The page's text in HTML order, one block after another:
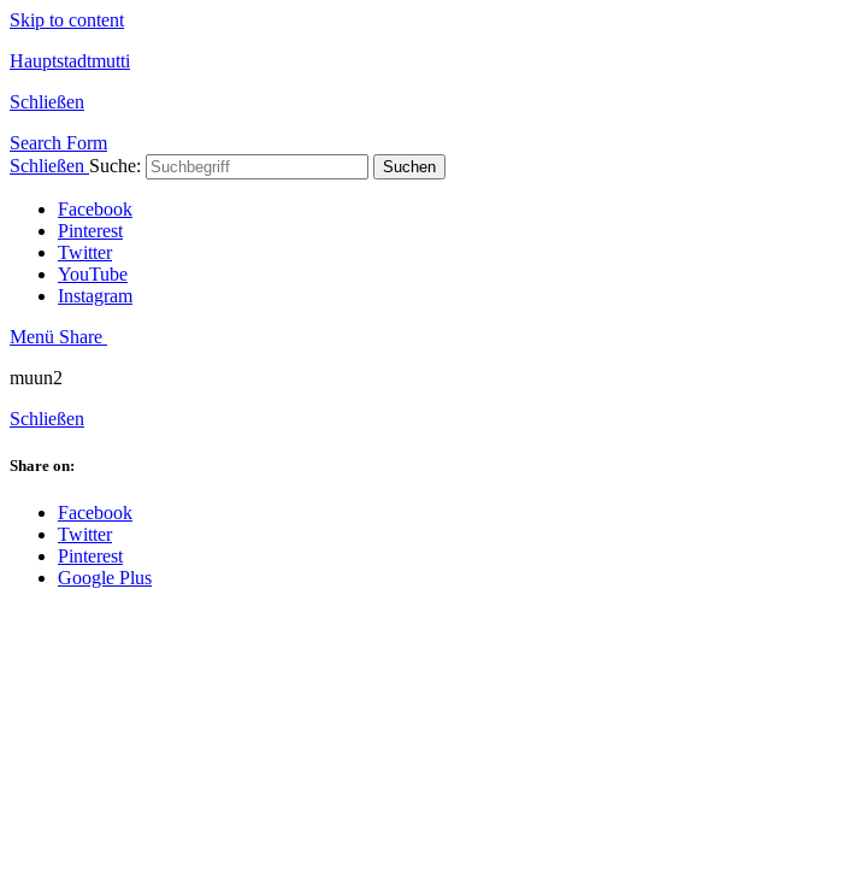
Skip to content
Hauptstadtmutti
Schließen
Search Form
Schließen Suche: Suchen
Facebook
Pinterest
Twitter
YouTube
Instagram
Menü Share
muun2
Schließen
Share on:
Facebook
Twitter
Pinterest
Google Plus